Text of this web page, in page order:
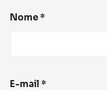
Nome*
E-mail*